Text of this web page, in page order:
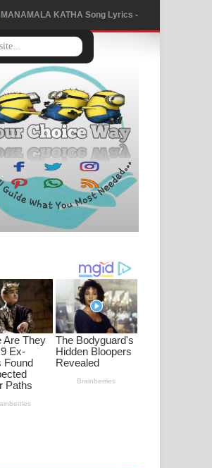
MANAMALA KATHA Song Lyrics -
මනමාල කතා ගීතයේ පද පෙළ
Dai Dai Lyrics - Shakira, Burna Boy |
2026 football world cup song lyrics
Lassana Amma Song Lyrics - ලස්සන
අම්මා ගීතයේ පද පෙළ
Gemak Deela Song Lyrics - ගේමක් දීලා
ගීතයේ පද පෙළ
නිවුනා නුඹ හින්දා ගීතයේ පද පෙළ
Numba Dun Aadare Song Lyrics - නුඹ
දුන් ආදරේ ගීතයේ පද පෙළ
Liyamuda Dan Anagathe Song Lyrics
- ලියමුද දැන් අනාගතේ ගීතයේ පද පෙළ